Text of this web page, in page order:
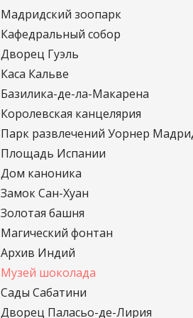
Мадридский зоопарк
Кафедральный собор
Дворец Гуэль
Каса Кальве
Базилика-де-ла-Макарена
Королевская канцелярия
Парк развлечений Уорнер
Площадь Испании
Дом каноника
Замок Сан-Хуан
Золотая башня
Магический фонтан
Архив Индий
Музей шоколада
Сады Сабатини
Дворец Паласьо-де-Лирия